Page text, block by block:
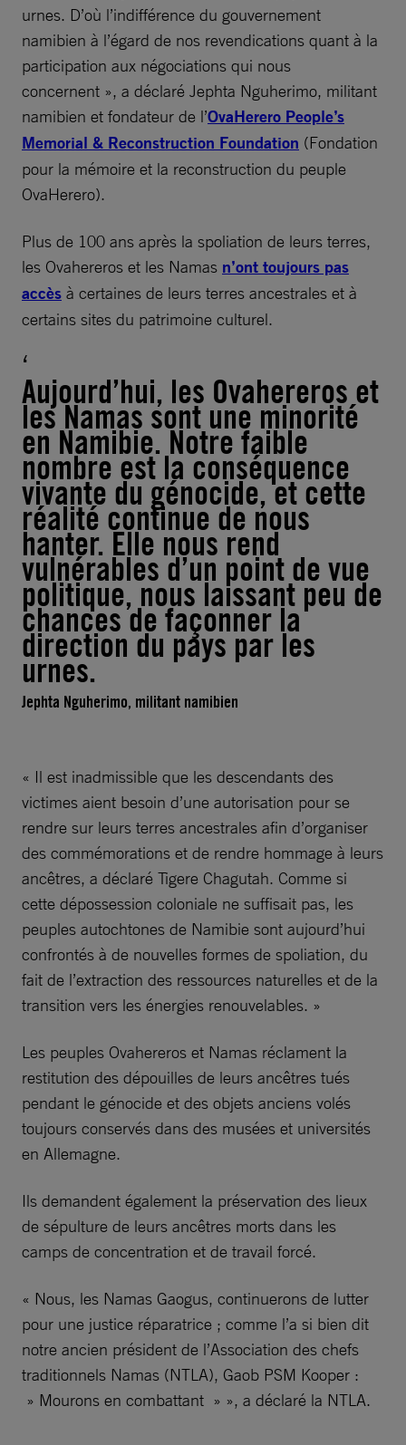
urnes. D’où l’indifférence du gouvernement
namibien à l’égard de nos revendications quant à la
participation aux négociations qui nous
concernent », a déclaré Jephta Nguherimo, militant
namibien et fondateur de l’OvaHerero People’s
Memorial & Reconstruction Foundation (Fondation
pour la mémoire et la reconstruction du peuple
OvaHerero).
Plus de 100 ans après la spoliation de leurs terres,
les Ovahereros et les Namas n’ont toujours pas
accès à certaines de leurs terres ancestrales et à
certains sites du patrimoine culturel.
Aujourd’hui, les Ovahereros et
les Namas sont une minorité
en Namibie. Notre faible
nombre est la conséquence
vivante du génocide, et cette
réalité continue de nous
hanter. Elle nous rend
vulnérables d’un point de vue
politique, nous laissant peu de
chances de façonner la
direction du pays par les
urnes.
Jephta Nguherimo, militant namibien
« Il est inadmissible que les descendants des
victimes aient besoin d’une autorisation pour se
rendre sur leurs terres ancestrales afin d’organiser
des commémorations et de rendre hommage à leurs
ancêtres, a déclaré Tigere Chagutah. Comme si
cette dépossession coloniale ne suffisait pas, les
peuples autochtones de Namibie sont aujourd’hui
confrontés à de nouvelles formes de spoliation, du
fait de l’extraction des ressources naturelles et de la
transition vers les énergies renouvelables. »
Les peuples Ovahereros et Namas réclament la
restitution des dépouilles de leurs ancêtres tués
pendant le génocide et des objets anciens volés
toujours conservés dans des musées et universités
en Allemagne.
Ils demandent également la préservation des lieux
de sépulture de leurs ancêtres morts dans les
camps de concentration et de travail forcé.
« Nous, les Namas Gaogus, continuerons de lutter
pour une justice réparatrice ; comme l’a si bien dit
notre ancien président de l’Association des chefs
traditionnels Namas (NTLA), Gaob PSM Kooper :
» Mourons en combattant » », a déclaré la NTLA.